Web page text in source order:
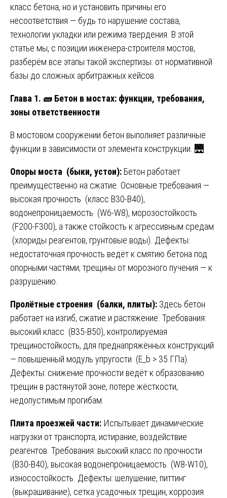
класс бетона, но и установить причины его
несоответствия — будь то нарушение состава,
технологии укладки или режима твердения. В этой
статье мы, с позиции инженера-строителя мостов,
разберём все этапы такой экспертизы: от нормативной
базы до сложных арбитражных кейсов.
Глава 1. 🧱 Бетон в мостах: функции, требования,
зоны ответственности
В мостовом сооружении бетон выполняет различные
функции в зависимости от элемента конструкции. 🌉
Опоры моста (быки, устои): Бетон работает
преимущественно на сжатие. Основные требования —
высокая прочность (класс В30-В40),
водонепроницаемость (W6-W8), морозостойкость
(F200-F300), а также стойкость к агрессивным средам
(хлориды реагентов, грунтовые воды). Дефекты:
недостаточная прочность ведёт к смятию бетона под
опорными частями; трещины от морозного пучения — к
разрушению.
Пролётные строения (балки, плиты): Здесь бетон
работает на изгиб, сжатие и растяжение. Требования:
высокий класс (В35-В50), контролируемая
трещиностойкость, для преднапряжённых конструкций
— повышенный модуль упругости (E_b > 35 ГПа).
Дефекты: снижение прочности ведёт к образованию
трещин в растянутой зоне, потере жёсткости,
недопустимым прогибам.
Плита проезжей части: Испытывает динамические
нагрузки от транспорта, истирание, воздействие
реагентов. Требования: высокий класс по прочности
(В30-В40), высокая водонепроницаемость (W8-W10),
износостойкость. Дефекты: шелушение, питтинг
(выкрашивание), сетка усадочных трещин, коррозия